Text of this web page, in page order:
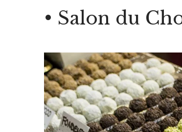
• Salon du